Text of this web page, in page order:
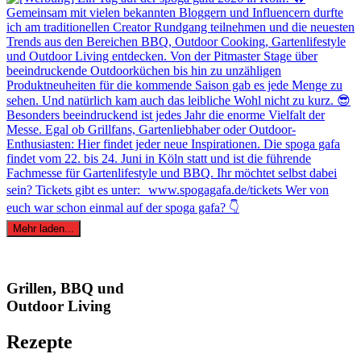
Mehr laden...
Grillen, BBQ und
Outdoor Living
Rezepte